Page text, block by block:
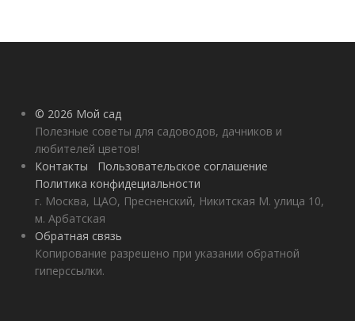
© 2026 Мой сад
Полезные советы для садоводов, дачников и
любителей цветов!
Контакты
Пользовательское соглашение
Политика конфидециальности
г. Москва, ЦАО, Пресненский, Никитская М. улица 10,
м. Арбатская
Обратная связь
Копирование разрешено при указании обратной
гиперссылки.